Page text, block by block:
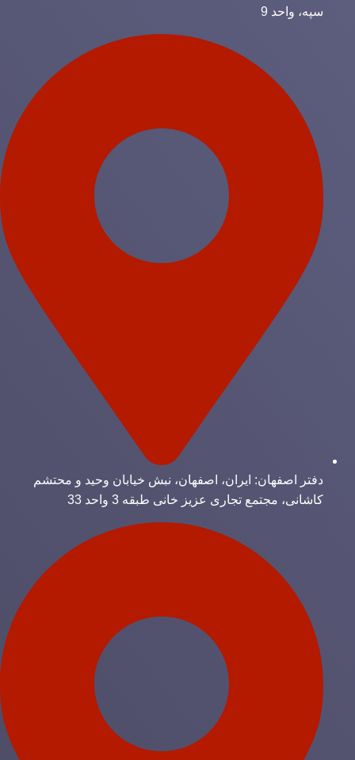
سپه، واحد 9
دفتر اصفهان: ایران، اصفهان، نبش خیابان وحید و محتشم
کاشانی، مجتمع تجاری عزیز خانی طبقه 3 واحد 33